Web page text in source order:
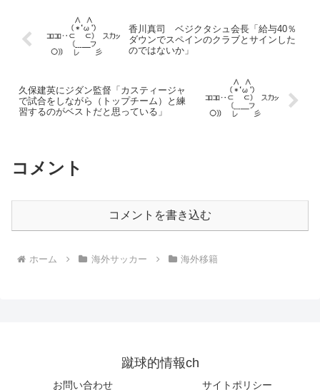
香川真司 ベジクタシュ会長「給与40％
ダウンでスペインのクラブとサインした
のではないか」
久保建英にジダン監督「カスティージャ
で試合をしながら（トップチーム）と練
習するのがベストだと思っている」
コメント
コメントを書き込む
ホーム 海外サッカー 海外移籍
蹴球的情報ch
お問い合わせ サイトポリシー